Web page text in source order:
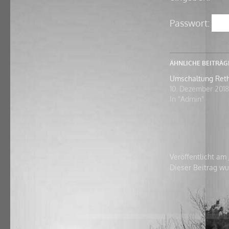
Passwort:
ÄHNLICHE
Umschaltung
10. Dezember 2018
In "Admin"
Veröffentlicht am
Dieser Beitrag